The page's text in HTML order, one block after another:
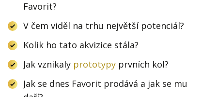
Favorit?
V čem viděl na trhu největší potenciál?
Kolik ho tato akvizice stála?
Jak vznikaly prototypy prvních kol?
Jak se dnes Favorit prodává a jak se mu